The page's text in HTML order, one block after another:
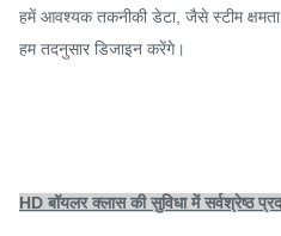
हमें आवश्यक तकनीकी डेटा, जैसे स्टीम
हम तदनुसार डिजाइन करेंगे।
HD बॉयलर क्लास की सुविधा में सर्वश्रेष्ठ